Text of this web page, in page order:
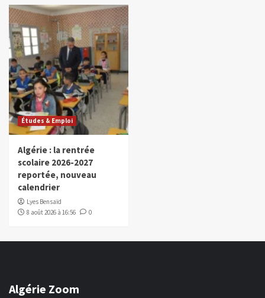
Études & Emploi
Algérie : la rentrée
scolaire 2026-2027
reportée, nouveau
calendrier
Lyes Bensaïd
8 août 2026 à 16:56
0
Algérie Zoom